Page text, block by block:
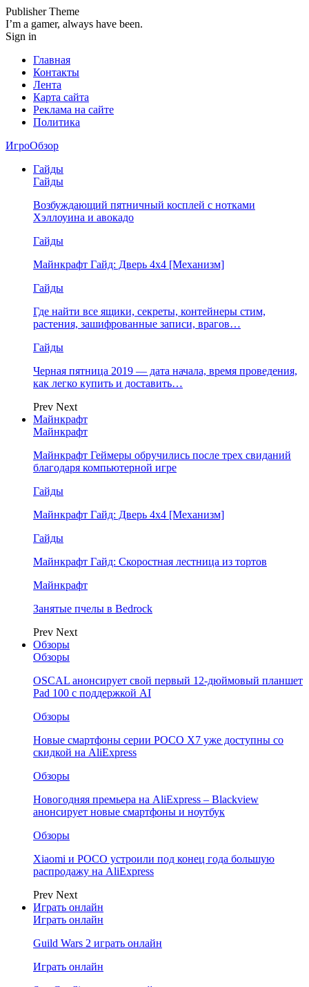
Publisher Theme
I’m a gamer, always have been.
Sign in
Главная
Контакты
Лента
Карта сайта
Реклама на сайте
Политика
ИгроОбзор
Гайды
Гайды
Возбуждающий пятничный косплей с нотками
Хэллоуина и авокадо
Гайды
Майнкрафт Гайд: Дверь 4х4 [Механизм]
Гайды
Где найти все ящики, секреты, контейнеры стим,
растения, зашифрованные записи, врагов…
Гайды
Черная пятница 2019 — дата начала, время проведения,
как легко купить и доставить…
Prev Next
Майнкрафт
Майнкрафт
Майнкрафт Геймеры обручились после трех свиданий
благодаря компьютерной игре
Гайды
Майнкрафт Гайд: Дверь 4х4 [Механизм]
Гайды
Майнкрафт Гайд: Скоростная лестница из тортов
Майнкрафт
Занятые пчелы в Bedrock
Prev Next
Обзоры
Обзоры
OSCAL анонсирует свой первый 12-дюймовый планшет
Pad 100 с поддержкой AI
Обзоры
Новые смартфоны серии POCO X7 уже доступны со
скидкой на AliExpress
Обзоры
Новогодняя премьера на AliExpress – Blackview
анонсирует новые смартфоны и ноутбук
Обзоры
Xiaomi и POCO устроили под конец года большую
распродажу на AliExpress
Prev Next
Играть онлайн
Играть онлайн
Guild Wars 2 играть онлайн
Играть онлайн